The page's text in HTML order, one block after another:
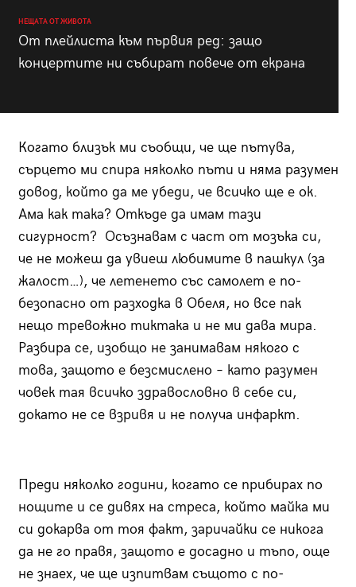
НЕЩАТА ОТ ЖИВОТА
От плейлиста към първия ред: защо
концертите ни събират повече от екрана
Когато близък ми съобщи, че ще пътува,
сърцето ми спира няколко пъти и няма разумен
довод, който да ме убеди, че всичко ще е ок.
Ама как така? Откъде да имам тази
сигурност? Осъзнавам с част от мозъка си,
че не можеш да увиеш любимите в пашкул (за
жалост…), че летенето със самолет е по-
безопасно от разходка в Обеля, но все пак
нещо тревожно тиктака и не ми дава мира.
Разбира се, изобщо не занимавам някого с
това, защото е безсмислено – като разумен
човек тая всичко здравословно в себе си,
докато не се взривя и не получа инфаркт.
Преди няколко години, когато се прибирах по
нощите и се дивях на стреса, който майка ми
си докарва от тоя факт, заричайки се никога
да не го правя, защото е досадно и тъпо, още
не знаех, че ще изпитвам същото с по-